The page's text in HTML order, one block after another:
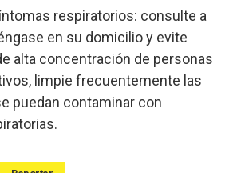
respiratorios: consulte a
en su domicilio y evite
alta concentración de personas
limpie frecuentemente las
puedan contaminar con